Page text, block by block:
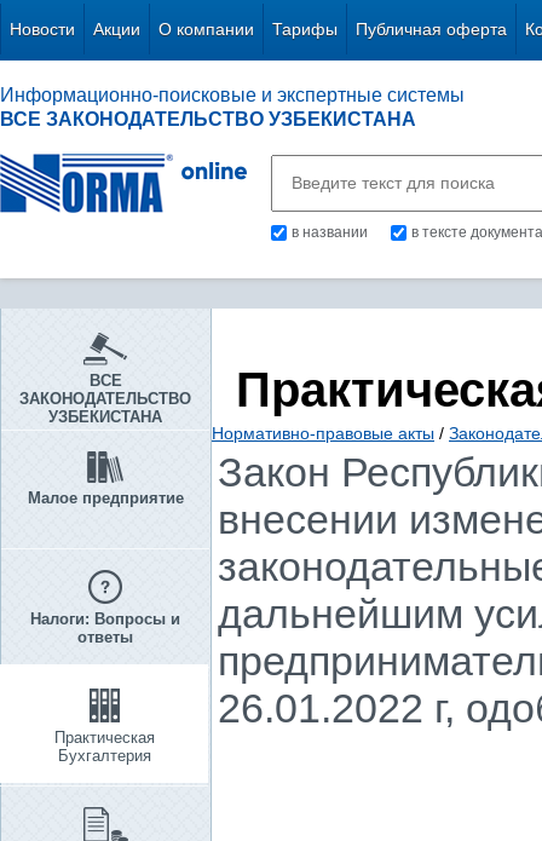
Новости Акции О компании Тарифы Публичная оферта
Информационно-поисковые и экспертные системы
ВСЕ ЗАКОНОДАТЕЛЬСТВО УЗБЕКИСТАНА
в названии в тексте документа
ВСЕ
ЗАКОНОДАТЕЛЬСТВО
УЗБЕКИСТАНА
Малое предприятие
Налоги: Вопросы и
ответы
Практическая
Бухгалтерия
Нормативно-правовые акты /
Закон
внесении
дальнейшим
26.01.2022 г,